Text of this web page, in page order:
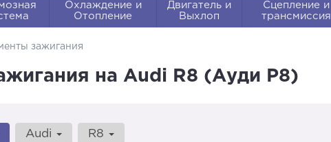
Охлаждение и
Отопление
Двигатель и
Выхлоп
Сцепление и
трансмиссия
зажигания
на Audi R8 (Ауди Р8)
Audi R8